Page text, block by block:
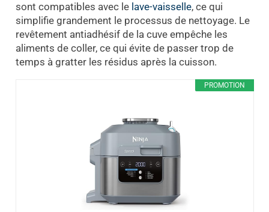
sont compatibles avec le lave-vaisselle, ce qui
simplifie grandement le processus de nettoyage. Le
revêtement antiadhésif de la cuve empêche les
aliments de coller, ce qui évite de passer trop de
temps à gratter les résidus après la cuisson.
PROMOTION